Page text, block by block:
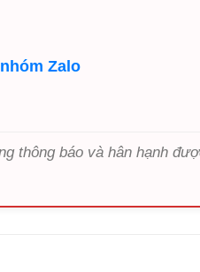
Zalo
thông báo và hân hạnh